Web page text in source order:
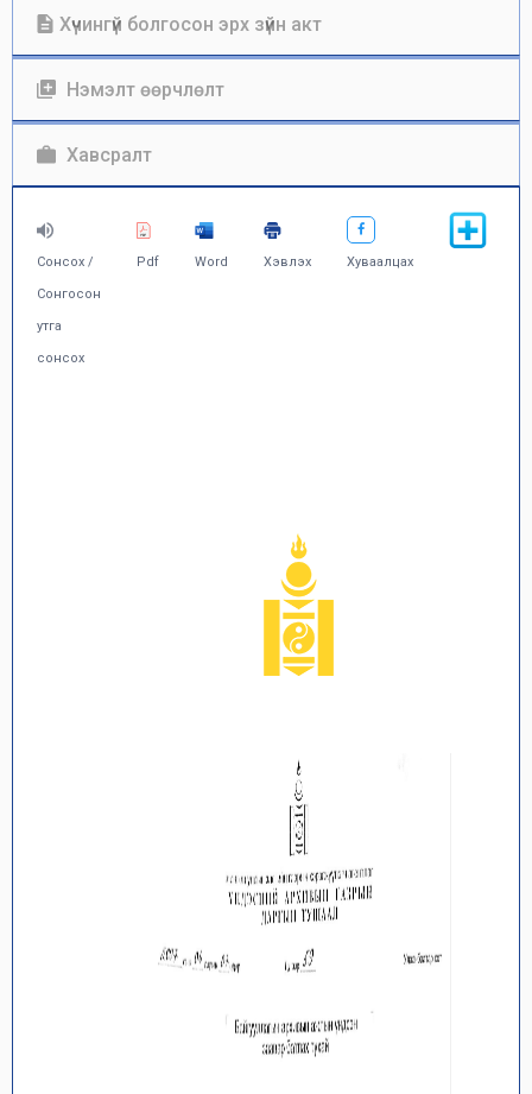
Хүчингүй болгосон эрх зүйн акт
Нэмэлт өөрчлөлт
Хавсралт
Сонсох /
Сонгосон
утга
сонсох
Pdf Word Хэвлэх Хуваалцах